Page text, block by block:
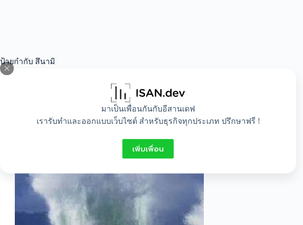
มาเป็นเพื่อนกันกับอีสานเดฟ
เรารับทำและออกแบบเว็บไซต์ สำหรับธุรกิจทุกประเภท ปรึกษาฟรี !
เพิ่มเพื่อน
ป้ายกำกับ สึนามิ